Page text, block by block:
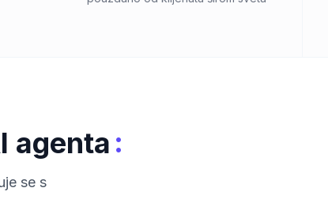
agenta :
se s